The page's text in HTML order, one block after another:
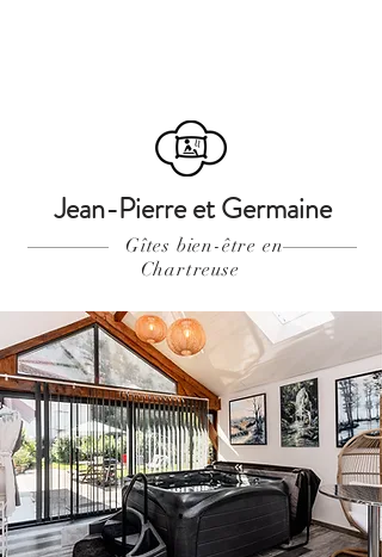
Jean-Pierre et Germaine
Gîtes bien-être en
Chartreuse